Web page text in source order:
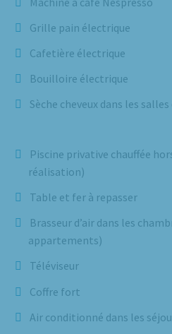
Grille pain électrique
Cafetière électrique
Bouilloire électrique
Sèche cheveux dans les
Piscine privative chauffée
réalisation)
Table et fer à repasser
Brasseur d’air dans les
appartements)
Téléviseur
Coffre fort
Air conditionné dans les